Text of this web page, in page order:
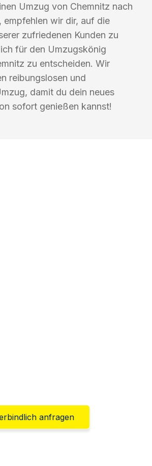
Umzug von Chemnitz nach
empfehlen wir dir, auf die
zufriedenen Kunden zu
für den Umzugskönig
zu entscheiden. Wir
reibungslosen und
damit du dein neues
sofort genießen kannst!
anfragen